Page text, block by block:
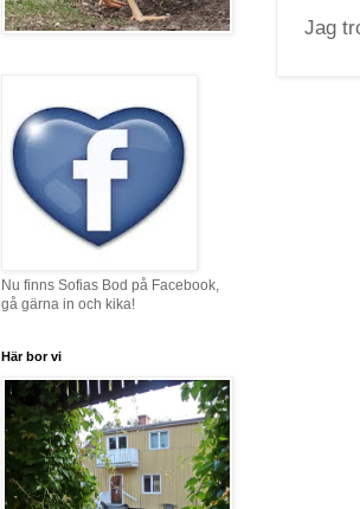
Jag
Nu finns Sofias Bod på Facebook,
gå gärna in och kika!
Här bor vi